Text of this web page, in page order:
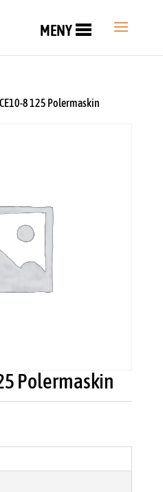
MENY
8 125 Polermaskin
Polermaskin